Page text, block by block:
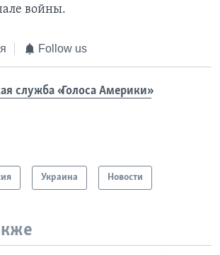
войны.
Follow us
служба «Голоса Америки»
Украина Новости